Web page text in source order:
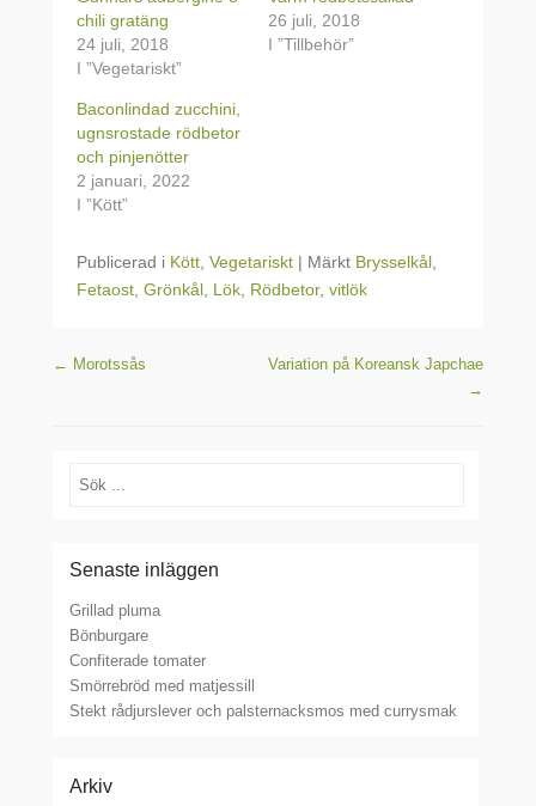
chili gratäng
24 juli, 2018
I ”Vegetariskt”
26 juli, 2018
I ”Tillbehör”
Baconlindad zucchini,
ugnsrostade rödbetor
och pinjenötter
2 januari, 2022
I ”Kött”
Publicerad i Kött Vegetariskt | Märkt Brysselkål
Fetaost Grönkål Lök Rödbetor, vitlök
Inläggsnavigering
← Morotssås
Variation på Koreansk Japchae
→
Sök
Senaste inläggen
Grillad pluma
Bönburgare
Confiterade tomater
Smörrebröd med matjessill
Stekt rådjurslever och palsternacksmos med currysmak
Arkiv